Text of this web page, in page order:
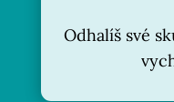
Odhalíš své